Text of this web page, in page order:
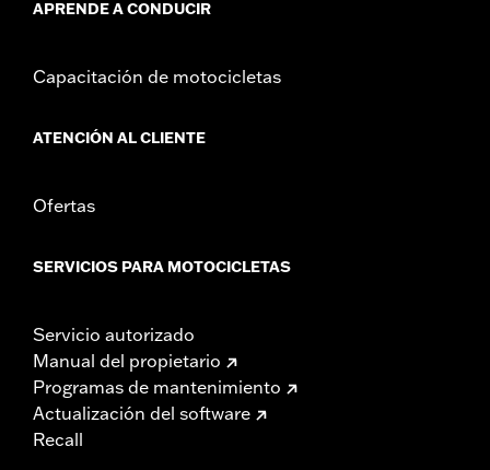
APRENDE A CONDUCIR
Capacitación de motocicletas
ATENCIÓN AL CLIENTE
Ofertas
SERVICIOS PARA MOTOCICLETAS
Servicio autorizado
Manual del propietario
Programas de mantenimiento
Actualización del software
Recall